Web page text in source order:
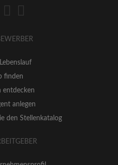
finden
entdecken
anlegen
den Stellenkatalog